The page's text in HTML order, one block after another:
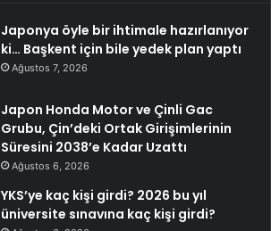
Japonya öyle bir ihtimale hazırlanıyor
ki… Başkent için bile yedek plan yaptı
Ağustos 7, 2026
Japon Honda Motor ve Çinli Gac
Grubu, Çin’deki Ortak Girişimlerinin
Süresini 2038’e Kadar Uzattı
Ağustos 6, 2026
YKS’ye kaç kişi girdi? 2026 bu yıl
üniversite sınavına kaç kişi girdi?